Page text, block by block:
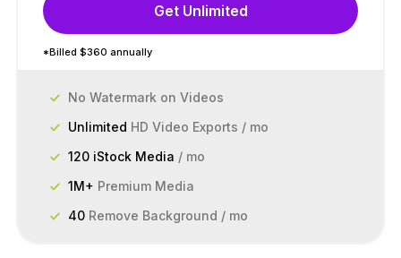
Get Unlimited
*Billed $360 annually
No Watermark on Videos
Unlimited HD Video Exports / mo
120 iStock Media / mo
1M+ Premium Media
40 Remove Background / mo